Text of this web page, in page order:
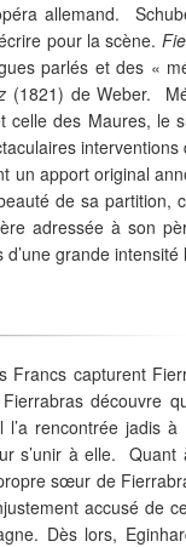
allemand.
pour la scène.
parlés et des «
(1821) de Weber.
celle des Maures, le
un apport original
de sa partition,
adressée à son
grande intensité
Francs capturent
découvre
l’a rencontrée jadis
s’unir à elle. Quant
sœur de
accusé de
Dès lors,